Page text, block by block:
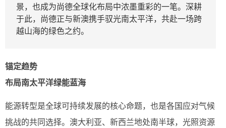
景，也成为尚德全球化布局中浓墨重彩的一笔。深耕
于此，尚德正与新澳携手驭光南太平洋，共赴一场跨
越山海的绿色之约。
锚定趋势
布局南太平洋绿能蓝海
能源转型是全球可持续发展的核心命题，也是各国应对气候
挑战的共同选择。澳大利亚、新西兰地处南半球，光照资源